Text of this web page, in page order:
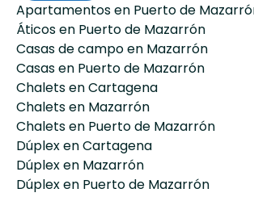
Apartamentos en Puerto de
Áticos en Puerto de Mazarrón
Casas de campo en Mazarrón
Casas en Puerto de Mazarrón
Chalets en Cartagena
Chalets en Mazarrón
Chalets en Puerto de Mazarrón
Dúplex en Cartagena
Dúplex en Mazarrón
Dúplex en Puerto de Mazarrón